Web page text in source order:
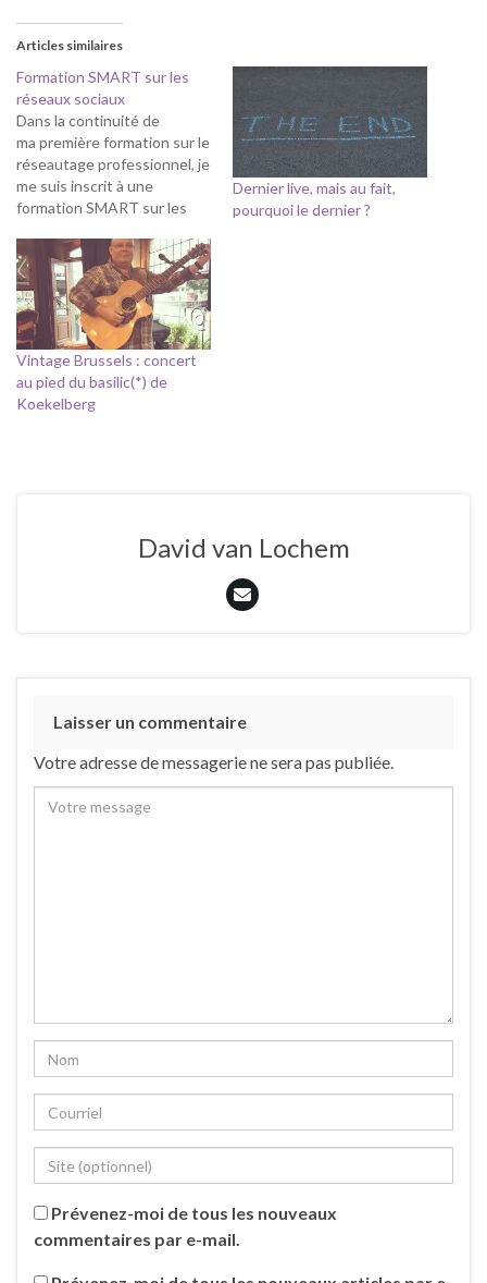
Articles similaires
Formation SMART sur les
réseaux sociaux
Dans la continuité de
ma première formation sur le
réseautage professionnel, je
me suis inscrit à une
formation SMART sur les
contacts m'ont demandé
pourquoi je voulais participer
à une telle formation alors
que je suis un utilisateur
intensif des réseaux
sociaux. Être un utilisateur
intensif ne signifie pas…
Dernier live, mais au fait,
pourquoi le dernier ?
Vintage Brussels : concert
au pied du basilic(*) de
Koekelberg
David van Lochem
Laisser un commentaire
Votre adresse de messagerie ne sera pas publiée.
Prévenez-moi de tous les nouveaux
commentaires par e-mail.